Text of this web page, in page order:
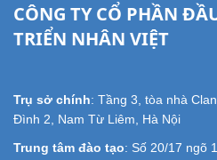
CÔNG TY CỔ PHẦN
TRIỂN NHÂN VIỆT
Trụ sở chính: Tầng 3, tòa nhà
Đình 2, Nam Từ Liêm, Hà Nội
Trung tâm đào tạo: Số 20/17 ngõ